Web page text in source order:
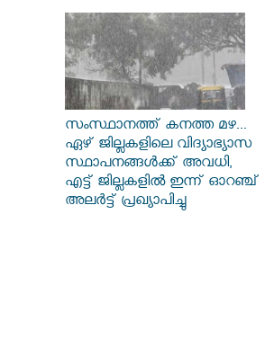
സംസ്ഥാനത്ത് കനത്ത മഴ...
ഏഴ് ജില്ലകളിലെ വിദ്യാഭ്യാസ
സ്ഥാപനങ്ങൾക്ക് അവധി,
എട്ട് ജില്ലകളിൽ ഇന്ന് ഓറഞ്ച്
അലർട്ട് പ്രഖ്യാപിച്ചു